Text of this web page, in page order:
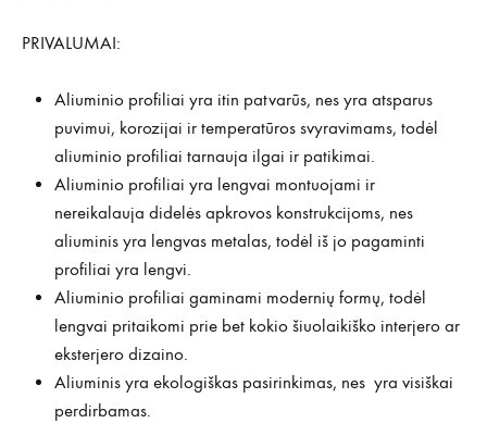
PRIVALUMAI:
Aliuminio profiliai yra itin patvarūs, nes yra atsparus
puvimui, korozijai ir temperatūros svyravimams, todėl
aliuminio profiliai tarnauja ilgai ir patikimai.
Aliuminio profiliai yra lengvai montuojami ir
nereikalauja didelės apkrovos konstrukcijoms, nes
aliuminis yra lengvas metalas, todėl iš jo pagaminti
profiliai yra lengvi.
Aliuminio profiliai gaminami modernių formų, todėl
lengvai pritaikomi prie bet kokio šiuolaikiško interjero ar
eksterjero dizaino.
Aliuminis yra ekologiškas pasirinkimas, nes yra visiškai
perdirbamas.